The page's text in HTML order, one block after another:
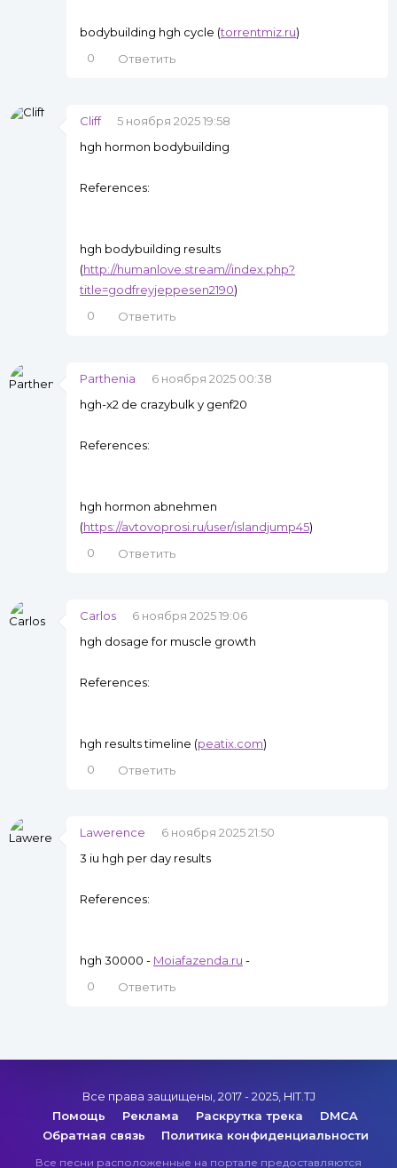
bodybuilding hgh cycle (torrentmiz.ru)
0
Ответить
Cliff
5 ноября 2025 19:58
hgh hormon bodybuilding
References:
hgh bodybuilding results
(http://humanlove.stream//index.php?
title=godfreyjeppesen2190)
0
Ответить
Parthenia
6 ноября 2025 00:38
hgh-x2 de crazybulk y genf20
References:
hgh hormon abnehmen
(https://avtovoprosi.ru/user/islandjump45)
0
Ответить
Carlos
6 ноября 2025 19:06
hgh dosage for muscle growth
References:
hgh results timeline (peatix.com)
0
Ответить
Lawerence
6 ноября 2025 21:50
3 iu hgh per day results
References:
hgh 30000 - Moiafazenda.ru -
0
Ответить
Все права защищены, 2017 - 2025, HIT.TJ
Помощь
Реклама Раскрутка трека
DMCA
Обратная связь
Политика конфиденциальности
Все песни расположенные на портале предоставляются